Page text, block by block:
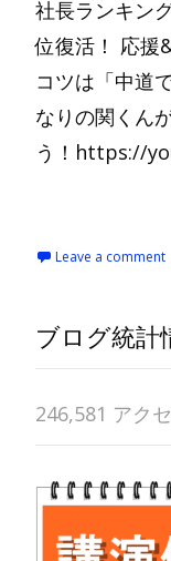
社長ランキン
位復活！ 応
コツは「中道
なりの関くん
う！https://
Leave a comment
ブログ統計
246,581 アク